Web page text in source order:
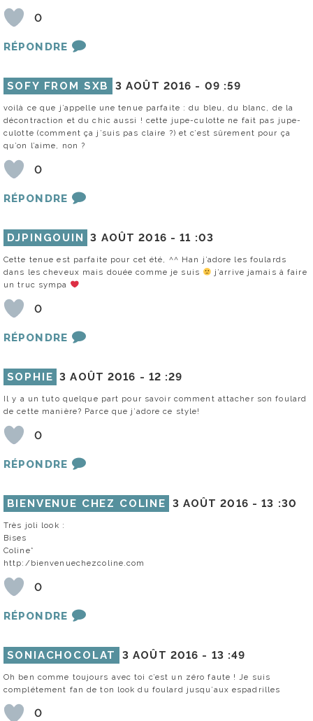
0
RÉPONDRE
SOFY FROM SXB 3 AOÛT 2016 - 09 :59
voilà ce que j’appelle une tenue parfaite : du bleu, du blanc, de la
décontraction et du chic aussi ! cette jupe-culotte ne fait pas jupe-
culotte (comment ça j’suis pas claire ?) et c’est sûrement pour ça
qu’on l’aime, non ?
0
RÉPONDRE
DJPINGOUIN 3 AOÛT 2016 -11 :03
Cette tenue est parfaite pour cet été, ^^ Han j’adore les foulards
dans les cheveux mais douée comme je suis
j’arrive jamais à faire
un truc sympa
0
RÉPONDRE
SOPHIE 3 AOÛT 2016 - 12 :29
Il y a un tuto quelque part pour savoir comment attacher son foulard
de cette manière? Parce que j’adore ce style!
0
RÉPONDRE
BIENVENUE CHEZ COLINE 3 AOÛT 2016 -13 :30
Très joli look :
Bises
Coline*
http:/bienvenuechezcoline.com
0
RÉPONDRE
SONIACHOCOLAT 3 AOÛT 2016 - 13 :49
Oh ben comme toujours avec toi c’est un zéro faute ! Je suis
complétement fan de ton look du foulard jusqu’aux espadrilles
0